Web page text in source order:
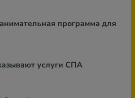
программа для
услуги СПА